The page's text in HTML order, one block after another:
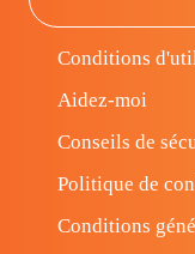
Conditions
Aidez-moi
Conseils de
Politique de
Conditions